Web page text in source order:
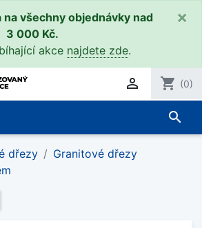
na všechny objednávky nad
3 000 Kč.
akce najdete zde.
×
 shopping_cart (0)
search
dřezy
Granitové dřezy